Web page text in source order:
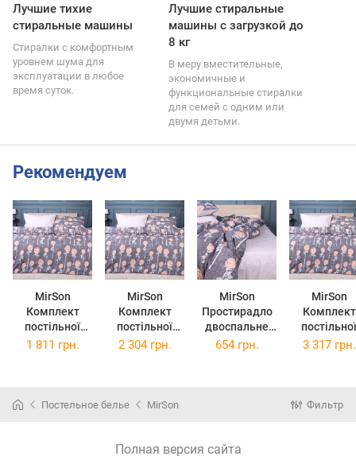
Лучшие тихие
стиральные машины
Стиралки с комфортным
уровнем шума для
эксплуатации в любое
время суток.
Лучшие стиральные
машины с загрузкой до
8 кг
В меру вместительные,
экономичные и
функциональные стиралки
для семей с одним или
двумя детьми.
Рекомендуем
MirSon
Комплект
постільної
білизни
Elite 17-0706
MirSon
Комплект
постільної
білизни King
Silver Petals
MirSon
Простирадло
двоспальне
180x220 см 17-
MirSon
Комплект
постільної
білизни
Petals
1 811 грн. 2 304 грн. 654 грн. 3 317 грн.
Постельное белье MirSon Фильтр
Полная версия сайта